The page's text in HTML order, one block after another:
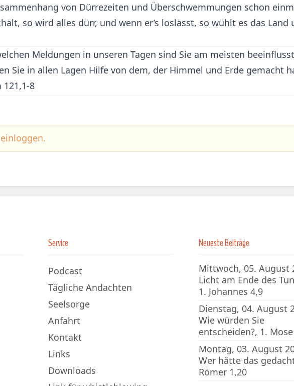
von Dürrezeiten und Überschwemmungen schon
so wird alles dürr, und wenn er’s loslässt, so wühlt es das Land
Meldungen in unseren Tagen sind Sie am meisten
Sie in allen Lagen Hilfe von dem, der Himmel und Erde gemacht
121,1-8
einloggen.
Service
Podcast
Tägliche Andachten
Seelsorge
Anfahrt
Kontakt
Links
Downloads
Neueste Beiträge
Mittwoch, 05. August
Licht am Ende des
1. Johannes 4,9
Dienstag, 04. August
Wie würden Sie
entscheiden?, 1.
Montag, 03. August
Wer hätte das
Römer 1,20